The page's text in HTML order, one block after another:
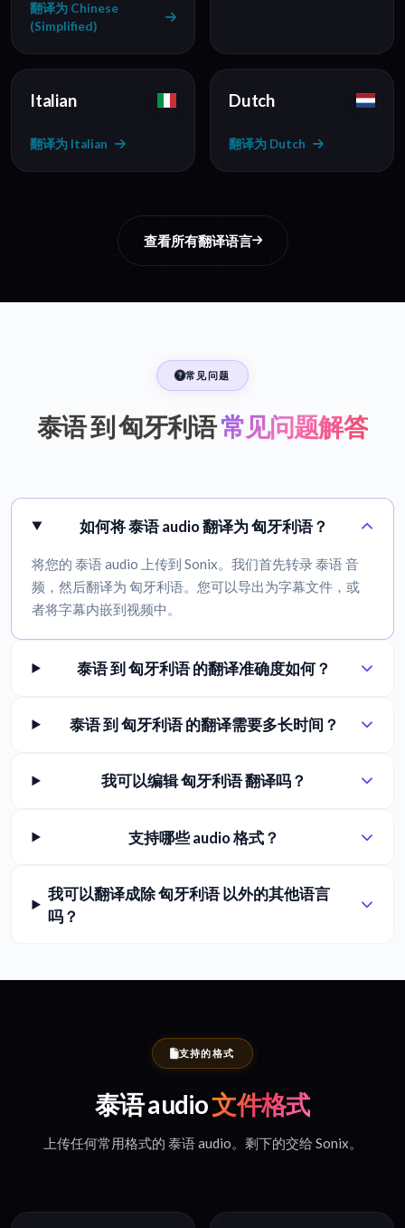
翻译为 Chinese
(Simplified)
Italian
翻译为 Italian
Dutch
翻译为 Dutch
查看所有翻译语言
常见问题
泰语 到 匈牙利语常见问题解答
如何将 泰语 audio 翻译为 匈牙利语？
将您的 泰语 audio 上传到 Sonix。我们首先转录 泰语 音
频，然后翻译为 匈牙利语。您可以导出为字幕文件，或
者将字幕内嵌到视频中。
泰语 到 匈牙利语 的翻译准确度如何？
泰语 到 匈牙利语 的翻译需要多长时间？
我可以编辑 匈牙利语 翻译吗？
支持哪些 audio 格式？
我可以翻译成除 匈牙利语 以外的其他语言
吗？
支持的格式
泰语 audio文件格式
上传任何常用格式的 泰语 audio。剩下的交给 Sonix。